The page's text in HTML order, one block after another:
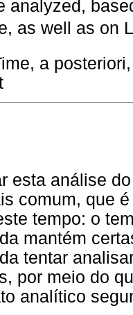
analyzed,
as well as on
a
esta análise
comum, que
tempo: o
mantém
tentar
por meio do
analítico